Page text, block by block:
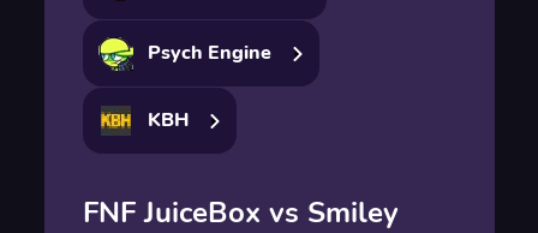
Psych Engine
KBH
FNF JuiceBox vs Smiley